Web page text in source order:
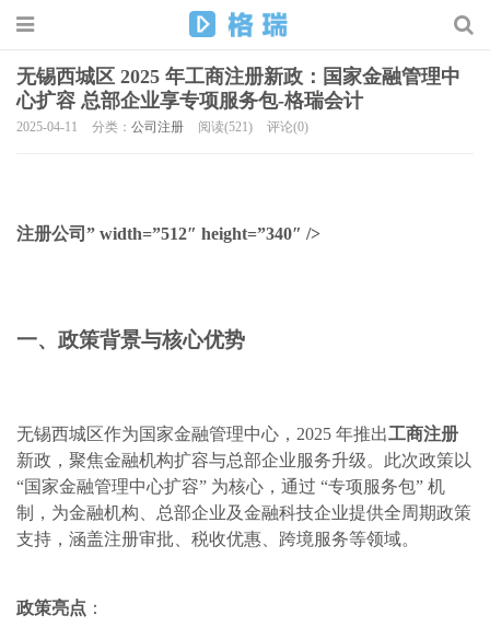
无锡西城区 2025 年工商注册新政：国家金融管理中
心扩容 总部企业享专项服务包-格瑞会计
2025-04-11 分类： 公司注册 阅读(521) 评论(0)
注册公司” width=”512″ height=”340″ />
一、政策背景与核心优势
无锡西城区作为国家金融管理中心，2025 年推出工商注册
新政，聚焦金融机构扩容与总部企业服务升级。此次政策以
“国家金融管理中心扩容” 为核心，通过 “专项服务包” 机
制，为金融机构、总部企业及金融科技企业提供全周期政策
支持，涵盖注册审批、税收优惠、跨境服务等领域。
政策亮点 ：